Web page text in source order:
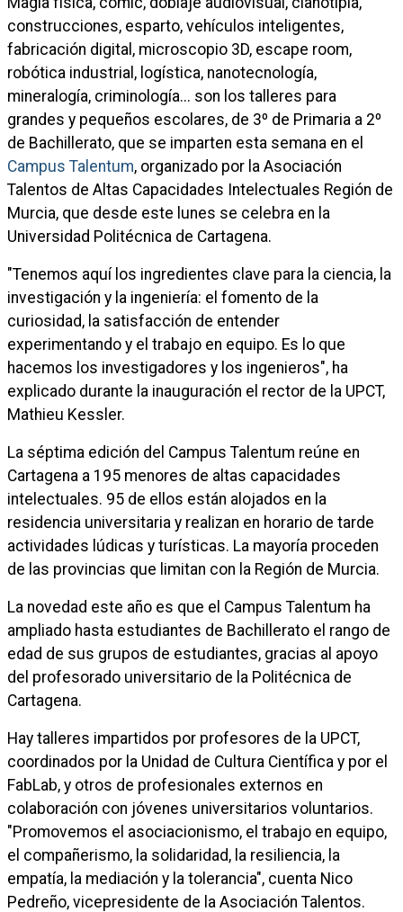
construcciones, esparto, vehículos inteligentes,
fabricación digital, microscopio 3D, escape room,
robótica industrial, logística, nanotecnología,
mineralogía, criminología... son los talleres para
grandes y pequeños escolares, de 3º de Primaria a 2º
de Bachillerato, que se imparten esta semana en el
Campus Talentum, organizado por la Asociación
Talentos de Altas Capacidades Intelectuales Región de
Murcia, que desde este lunes se celebra en la
Universidad Politécnica de Cartagena.
"Tenemos aquí los ingredientes clave para la ciencia, la
investigación y la ingeniería: el fomento de la
curiosidad, la satisfacción de entender
experimentando y el trabajo en equipo. Es lo que
hacemos los investigadores y los ingenieros", ha
explicado durante la inauguración el rector de la UPCT,
Mathieu Kessler.
La séptima edición del Campus Talentum reúne en
Cartagena a 195 menores de altas capacidades
intelectuales. 95 de ellos están alojados en la
residencia universitaria y realizan en horario de tarde
actividades lúdicas y turísticas. La mayoría proceden
de las provincias que limitan con la Región de Murcia.
La novedad este año es que el Campus Talentum ha
ampliado hasta estudiantes de Bachillerato el rango de
edad de sus grupos de estudiantes, gracias al apoyo
del profesorado universitario de la Politécnica de
Cartagena.
Hay talleres impartidos por profesores de la UPCT,
coordinados por la Unidad de Cultura Científica y por el
FabLab, y otros de profesionales externos en
colaboración con jóvenes universitarios voluntarios.
"Promovemos el asociacionismo, el trabajo en equipo,
el compañerismo, la solidaridad, la resiliencia, la
empatía, la mediación y la tolerancia", cuenta Nico
Pedreño, vicepresidente de la Asociación Talentos.